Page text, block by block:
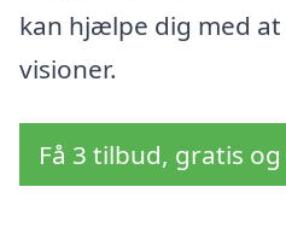
kan hjælpe dig med
visioner.
Få 3 tilbud, gratis